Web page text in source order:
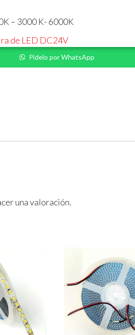
– 3000 K- 6000K
de LED DC24V
Pídelo por WhatsApp
una valoración.